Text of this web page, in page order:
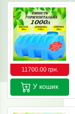
11700.00 грн.
У кошик